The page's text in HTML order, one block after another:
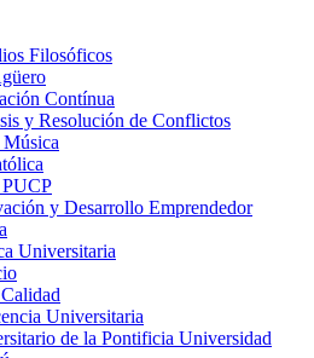
Filosóficos
Contínua
y Resolución de Conflictos
y Desarrollo Emprendedor
Universitaria
Universitaria
de la Pontificia Universidad